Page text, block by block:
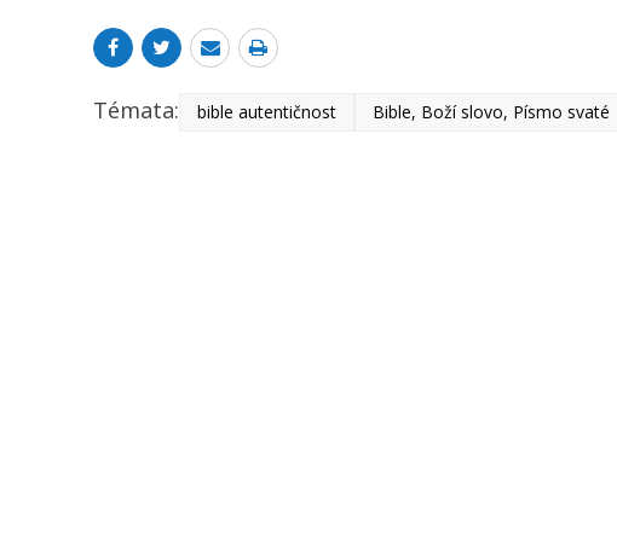
Témata: bible autentičnost Bible, Boží slovo, Písmo svaté